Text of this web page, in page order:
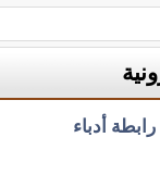
أدباء